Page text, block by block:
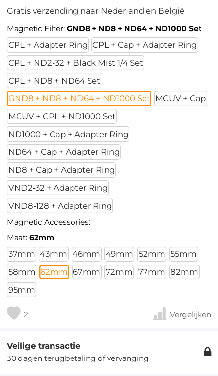
Gratis verzending naar Nederland en België
Magnetic Filter:GND8 + ND8 + ND64 + ND1000 Set
CPL + Adapter Ring CPL + Cap + Adapter Ring
CPL + ND2-32 + Black Mist 1/4 Set
CPL + ND8 + ND64 Set
GND8 + ND8 + ND64 + ND1000 Set
MCUV + Cap
MCUV + CPL + ND1000 Set
ND1000 + Cap + Adapter Ring
ND64 + Cap + Adapter Ring
ND8 + Cap + Adapter Ring
VND2-32 + Adapter Ring
VND8-128 + Adapter Ring
Magnetic Accessories:
Maat:62mm
37mm 43mm 46mm 49mm 52mm 55mm
58mm 62mm 67mm 72mm 77mm 82mm
95mm
2 Vergelijken
Veilige transactie
30 dagen terugbetaling of vervanging